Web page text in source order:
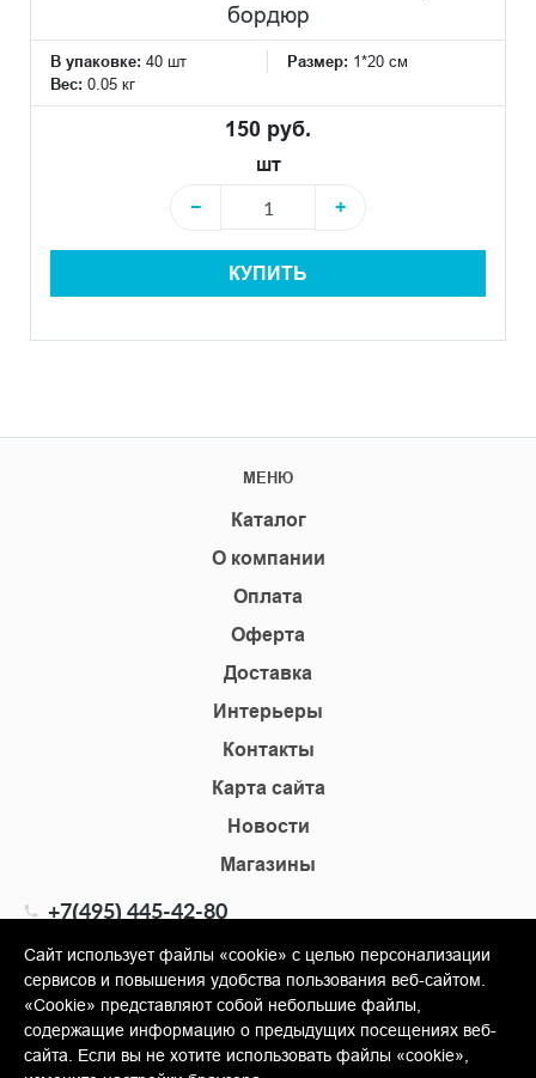
бордюр
В упаковке: 40 шт Размер: 1*20 см
Вес: 0.05 кг
150 руб.
шт
−
+
КУПИТЬ
МЕНЮ
Каталог
О компании
Оплата
Оферта
Доставка
Интерьеры
Контакты
Карта сайта
Новости
Магазины
+7(495) 445-42-80
info@shopkm.ru
© Copyright 2013-2026 KERAMA MARAZZI, ООО «Гамма
Керамика»
Сайт использует файлы «cookie» с целью персонализации
сервисов и повышения удобства пользования веб-сайтом.
«Cookie» представляют собой небольшие файлы,
содержащие информацию о предыдущих посещениях веб-
сайта. Если вы не хотите использовать файлы «cookie»,